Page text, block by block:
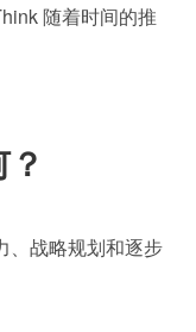
随着时间的推
、战略规划和逐步